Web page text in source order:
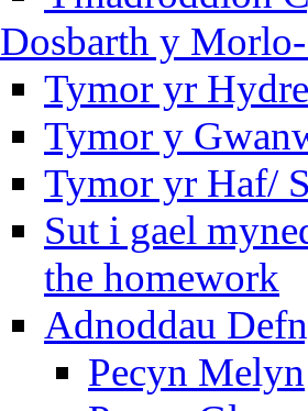
Dosbarth y
Tymor yr
Tymor y
Tymor yr Haf/
Sut i gael
the homework
Adnoddau
Pecyn Melyn